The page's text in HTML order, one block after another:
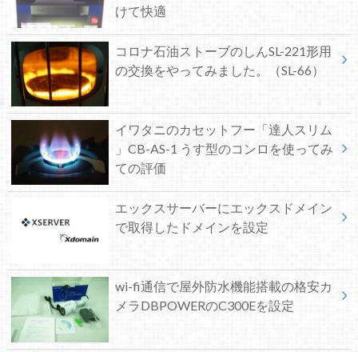
けて快適
コロナ石油ストーブのしんSL-221形用
の交換をやってみました。（SL-66）
イワタニのカセットフー「達人スリム
」CB-AS-1 うす型のコンロを使ってみ
ての評価
エックスサーバーにエックスドメイン
で取得したドメインを設定
wi-fi通信で屋外防水機能搭載の格安カ
メラDBPOWERのC300Eを設定